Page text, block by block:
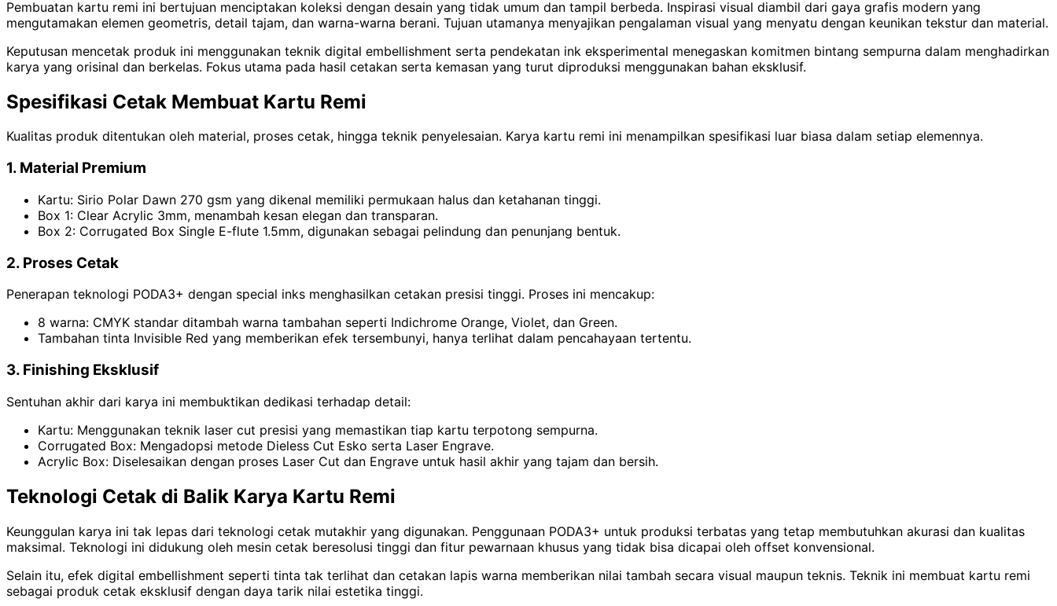
Pembuatan kartu remi ini bertujuan menciptakan koleksi dengan desain yang tidak umum dan tampil berbeda. Inspirasi visual diambil dari gaya grafis modern yang
mengutamakan elemen geometris, detail tajam, dan warna-warna berani. Tujuan utamanya menyajikan pengalaman visual yang menyatu dengan keunikan tekstur dan material.
Keputusan mencetak produk ini menggunakan teknik digital embellishment serta pendekatan ink eksperimental menegaskan komitmen bintang sempurna dalam menghadirkan
karya yang orisinal dan berkelas. Fokus utama pada hasil cetakan serta kemasan yang turut diproduksi menggunakan bahan eksklusif.
Spesifikasi Cetak Membuat Kartu Remi
Kualitas produk ditentukan oleh material, proses cetak, hingga teknik penyelesaian. Karya kartu remi ini menampilkan spesifikasi luar biasa dalam setiap elemennya.
1. Material Premium
Kartu: Sirio Polar Dawn 270 gsm yang dikenal memiliki permukaan halus dan ketahanan tinggi.
Box 1: Clear Acrylic 3mm, menambah kesan elegan dan transparan.
Box 2: Corrugated Box Single E-flute 1.5mm, digunakan sebagai pelindung dan penunjang bentuk.
2. Proses Cetak
Penerapan teknologi PODA3+ dengan special inks menghasilkan cetakan presisi tinggi. Proses ini mencakup:
8 warna: CMYK standar ditambah warna tambahan seperti Indichrome Orange, Violet, dan Green.
Tambahan tinta Invisible Red yang memberikan efek tersembunyi, hanya terlihat dalam pencahayaan tertentu.
3. Finishing Eksklusif
Sentuhan akhir dari karya ini membuktikan dedikasi terhadap detail:
Kartu: Menggunakan teknik laser cut presisi yang memastikan tiap kartu terpotong sempurna.
Corrugated Box: Mengadopsi metode Dieless Cut Esko serta Laser Engrave.
Acrylic Box: Diselesaikan dengan proses Laser Cut dan Engrave untuk hasil akhir yang tajam dan bersih.
Teknologi Cetak di Balik Karya Kartu Remi
Keunggulan karya ini tak lepas dari teknologi cetak mutakhir yang digunakan. Penggunaan PODA3+ untuk produksi terbatas yang tetap membutuhkan akurasi dan kualitas
maksimal. Teknologi ini didukung oleh mesin cetak beresolusi tinggi dan fitur pewarnaan khusus yang tidak bisa dicapai oleh offset konvensional.
Selain itu, efek digital embellishment seperti tinta tak terlihat dan cetakan lapis warna memberikan nilai tambah secara visual maupun teknis. Teknik ini membuat kartu remi
sebagai produk cetak eksklusif dengan daya tarik nilai estetika tinggi.